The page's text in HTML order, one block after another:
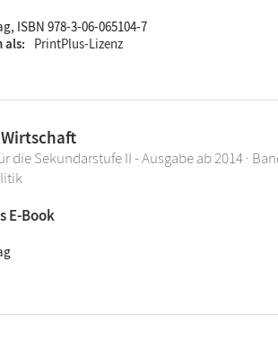
ISBN 978-3-06-065104-7
als
PrintPlus-Lizenz
die Sekundarstufe II - Ausgabe ab 2014 ·
E-Book